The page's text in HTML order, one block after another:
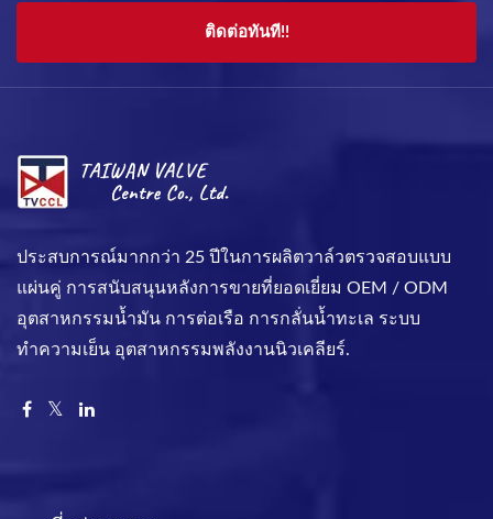
ติดต่อทันที!!
ประสบการณ์มากกว่า 25 ปีในการผลิตวาล์วตรวจสอบแบบ
แผ่นคู่ การสนับสนุนหลังการขายที่ยอดเยี่ยม OEM / ODM
อุตสาหกรรมน้ำมัน การต่อเรือ การกลั่นน้ำทะเล ระบบ
ทำความเย็น อุตสาหกรรมพลังงานนิวเคลียร์.